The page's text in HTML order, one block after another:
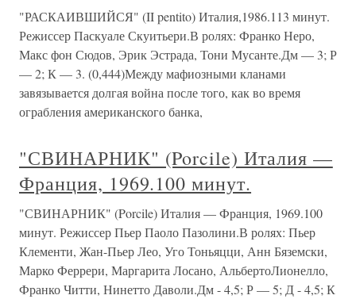
"РАСКАИВШИЙСЯ" (II pentito) Италия,1986.113 минут.
Режиссер Паскуале Скуитьери.В ролях: Франко Неро,
Макс фон Сюдов, Эрик Эстрада, Тони Мусанте.Дм — 3; Р
— 2; К — 3. (0,444)Между мафиозными кланами
завязывается долгая война после того, как во время
ограбления американского банка,
"СВИНАРНИК" (Porcile) Италия —
Франция, 1969.100 минут.
"СВИНАРНИК" (Porcile) Италия — Франция, 1969.100
минут. Режиссер Пьер Паоло Пазолини.В ролях: Пьер
Клементи, Жан-Пьер Лео, Уго Тоньяцци, Анн Бяземски,
Марко Феррери, Маргарита Лосано, АльбертоЛионелло,
Франко Читти, Нинетто Даволи.Дм - 4,5; Р — 5; Д - 4,5; К